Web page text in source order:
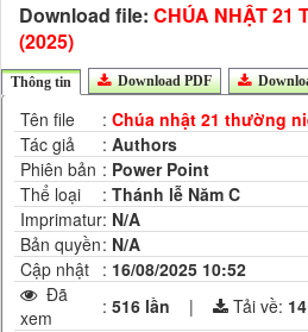
Download file: CHÚA NHẬT 21
(2025)
Thông tin Download PDF
Tên file : Chúa nhật 21 thường
Tác giả
: Authors
Phiên bản : Power Point
Thể loại
: Thánh lễ Năm C
Imprimatur: N/A
Bản quyền: N/A
Cập nhật : 16/08/2025 10:52
Đã
xem
: 516 lần | Tải về: 14